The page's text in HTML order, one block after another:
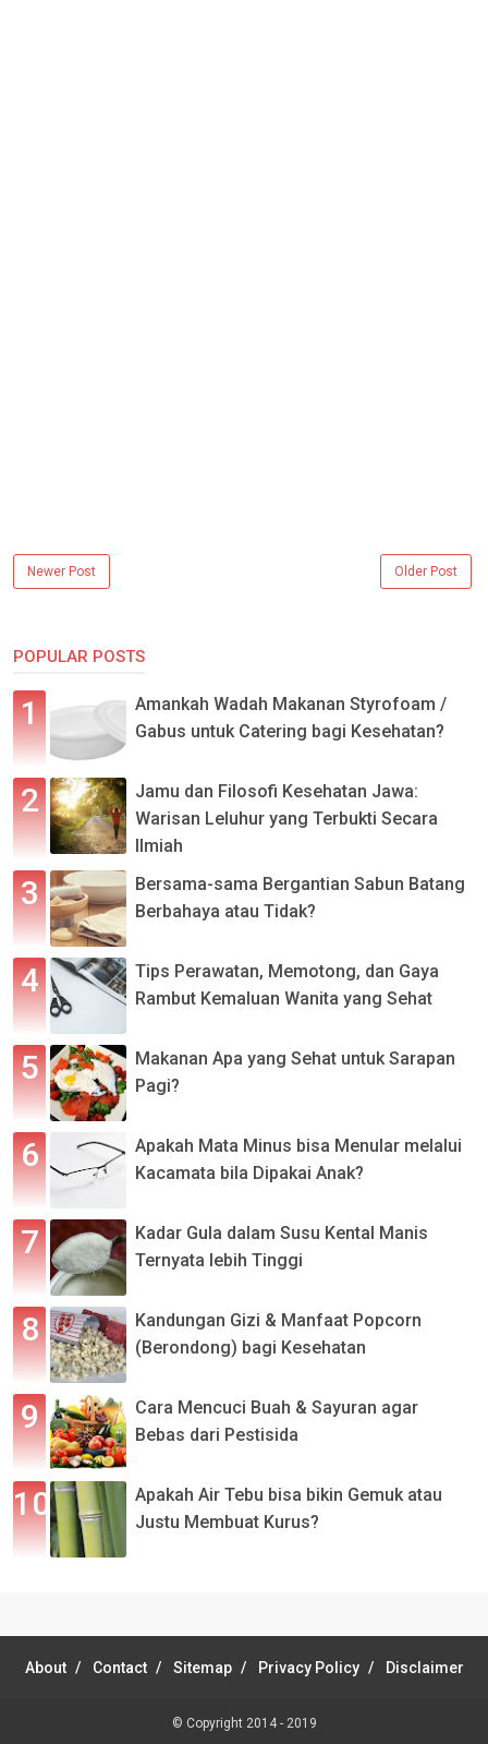
Newer Post Older Post
POPULAR POSTS
Amankah Wadah Makanan Styrofoam /
Gabus untuk Catering bagi Kesehatan?
Jamu dan Filosofi Kesehatan Jawa:
Warisan Leluhur yang Terbukti Secara
Ilmiah
Bersama-sama Bergantian Sabun Batang
Berbahaya atau Tidak?
Tips Perawatan, Memotong, dan Gaya
Rambut Kemaluan Wanita yang Sehat
Makanan Apa yang Sehat untuk Sarapan
Pagi?
Apakah Mata Minus bisa Menular melalui
Kacamata bila Dipakai Anak?
Kadar Gula dalam Susu Kental Manis
Ternyata lebih Tinggi
Kandungan Gizi & Manfaat Popcorn
(Berondong) bagi Kesehatan
Cara Mencuci Buah & Sayuran agar
Bebas dari Pestisida
Apakah Air Tebu bisa bikin Gemuk atau
Justu Membuat Kurus?
About Contact Sitemap Privacy Policy Disclaimer
© Copyright 2014 - 2019